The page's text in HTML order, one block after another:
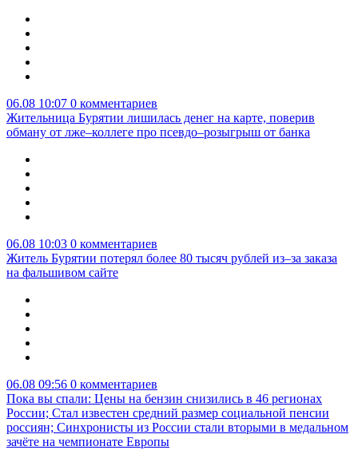
06.08 10:07 0 комментариев
Жительница Бурятии лишилась денег на карте, поверив
обману от лже–коллеге про псевдо–розыгрыш от банка
06.08 10:03 0 комментариев
Житель Бурятии потерял более 80 тысяч рублей из–за заказа
на фальшивом сайте
06.08 09:56 0 комментариев
Пока вы спали: Цены на бензин снизились в 46 регионах
России; Стал известен средний размер социальной пенсии
россиян; Синхронисты из России стали вторыми в медальном
зачёте на чемпионате Европы